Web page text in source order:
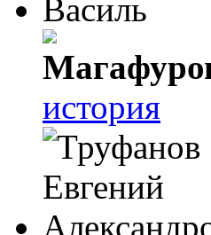
история